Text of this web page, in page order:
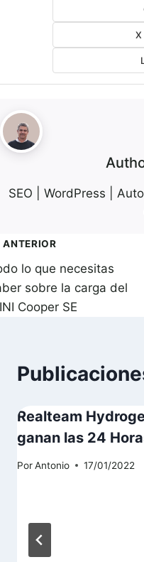
X
SEO | WordPress |
ANTERIOR
lo que necesitas
sobre la carga del
Cooper SE
Realteam
ganan las 24
PorAntonio 17/01/2022